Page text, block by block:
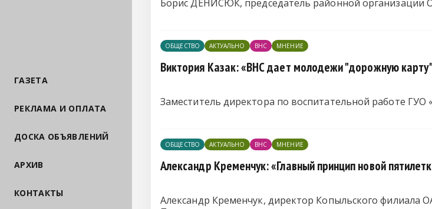
ГАЗЕТА
РЕКЛАМА И ОПЛАТА
ДОСКА ОБЪЯВЛЕНИЙ
АРХИВ
КОНТАКТЫ
Борис ДЕНИСЮК, председатель районной организации
ОБЩЕСТВО АКТУАЛЬНО ВНС МНЕНИЕ
Виктория Казак: «ВНС дает молодежи "дорожную
Заместитель директора по воспитательной работе ГУО
ОБЩЕСТВО АКТУАЛЬНО ВНС МНЕНИЕ
Александр Кременчук: «Главный принцип новой
Александр Кременчук, директор Копыльского филиала ОАО